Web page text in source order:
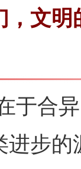
文明
合异
进步